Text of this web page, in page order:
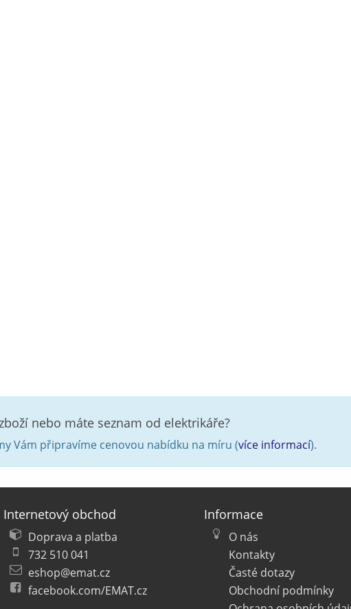
nebo máte seznam od elektrikáře?
Vám připravíme cenovou nabídku na míru (více informací).
Internetový obchod
Doprava a platba
732 510 041
eshop@emat.cz
facebook.com/EMAT.cz
Informace
O nás
Kontakty
Časté dotazy
Obchodní podmínky